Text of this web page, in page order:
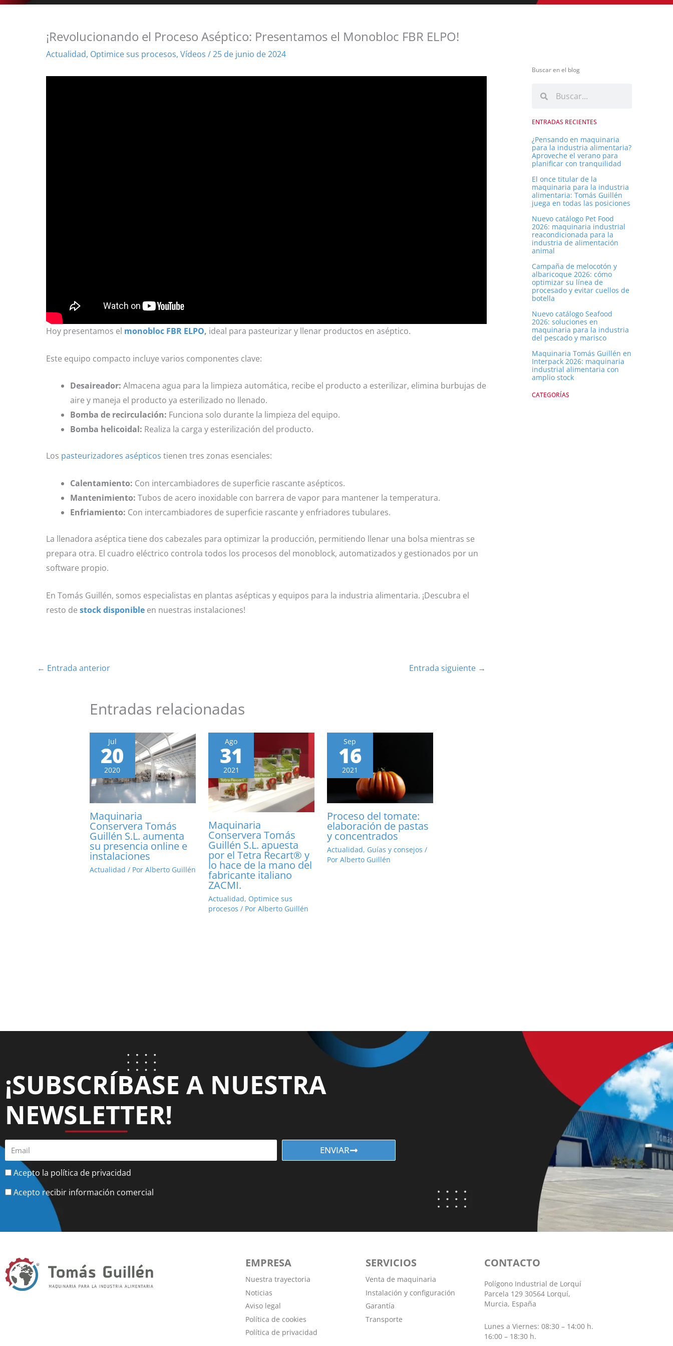
¡Revolucionando el Proceso Aséptico: Presentamos el Monobloc FBR ELPO!
Actualidad, Optimice sus procesos, Vídeos /25 de junio de 2024
Hoy presentamos el monobloc FBR ELPO, ideal para pasteurizar y llenar productos en aséptico.
Este equipo compacto incluye varios componentes clave:
Desaireador: Almacena agua para la limpieza automática, recibe el producto a esterilizar, elimina burbujas de
aire y maneja el producto ya esterilizado no llenado.
Bomba de recirculación: Funciona solo durante la limpieza del equipo.
Bomba helicoidal: Realiza la carga y esterilización del producto.
Los pasteurizadores asépticos tienen tres zonas esenciales:
Calentamiento: Con intercambiadores de superficie rascante asépticos.
Mantenimiento: Tubos de acero inoxidable con barrera de vapor para mantener la temperatura.
Enfriamiento: Con intercambiadores de superficie rascante y enfriadores tubulares.
La llenadora aséptica tiene dos cabezales para optimizar la producción, permitiendo llenar una bolsa mientras se
prepara otra. El cuadro eléctrico controla todos los procesos del monoblock, automatizados y gestionados por un
software propio.
En Tomás Guillén, somos especialistas en plantas asépticas y equipos para la industria alimentaria. ¡Descubra el
resto de stock disponible en nuestras instalaciones!
← Entrada anterior Entrada siguiente →
Entradas relacionadas
Jul
20
2020
Maquinaria
Conservera Tomás
Guillén S.L. aumenta
su presencia online e
instalaciones
Actualidad / Por Alberto Guillén
Ago
31
2021
Maquinaria
Conservera Tomás
Guillén S.L. apuesta
por el Tetra Recart® y
lo hace de la mano del
fabricante italiano
ZACMI.
Actualidad, Optimice sus
procesos / Por Alberto Guillén
Sep
16
2021
Proceso del tomate:
elaboración de pastas
y concentrados
Actualidad, Guías y consejos /
PorAlberto Guillén
Buscar en el blog
c
a
r
s
c
a
r
ENTRADAS RECIENTES
¿Pensando en maquinaria
para la industria alimentaria?
Aproveche el verano para
planificar con tranquilidad
El once titular de la
maquinaria para la industria
alimentaria: Tomás Guillén
juega en todas las posiciones
Nuevo catálogo Pet Food
2026: maquinaria industrial
reacondicionada para la
industria de alimentación
animal
Campaña de melocotón y
albaricoque 2026: cómo
optimizar su línea de
procesado y evitar cuellos de
botella
Nuevo catálogo Seafood
2026: soluciones en
maquinaria para la industria
del pescado y marisco
Maquinaria Tomás Guillén en
Interpack 2026: maquinaria
industrial alimentaria con
amplio stock
CATEGORÍAS
¡SUBSCRÍBASE A NUESTRA
NEWSLETTER!
Acepto la política de privacidad
Acepto recibir información comercial
ENVIAR
EMPRESA
Nuestra trayectoria
Noticias
Aviso legal
Política de cookies
Política de privacidad
SERVICIOS
Venta de maquinaria
Instalación y configuración
Garantía
Transporte
CONTACTO
Polígono Industrial de Lorquí
Parcela 129 30564 Lorquí,
Murcia, España
Lunes a Viernes: 08:30 – 14:00 h.
16:00 – 18:30 h.